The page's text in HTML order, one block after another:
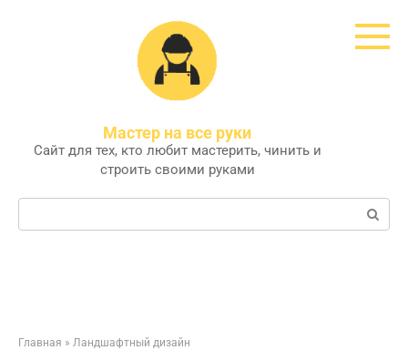
Мастер на все руки
Сайт для тех, кто любит мастерить, чинить и
строить своими руками
Поиск:
Главная » Ландшафтный дизайн